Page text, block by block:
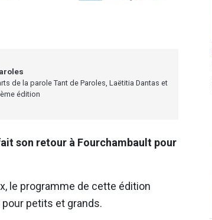
de la parole Tant de Paroles, Laëtitia Dantas et
édition
son retour à Fourchambault pour
le programme de cette édition
petits et grands.